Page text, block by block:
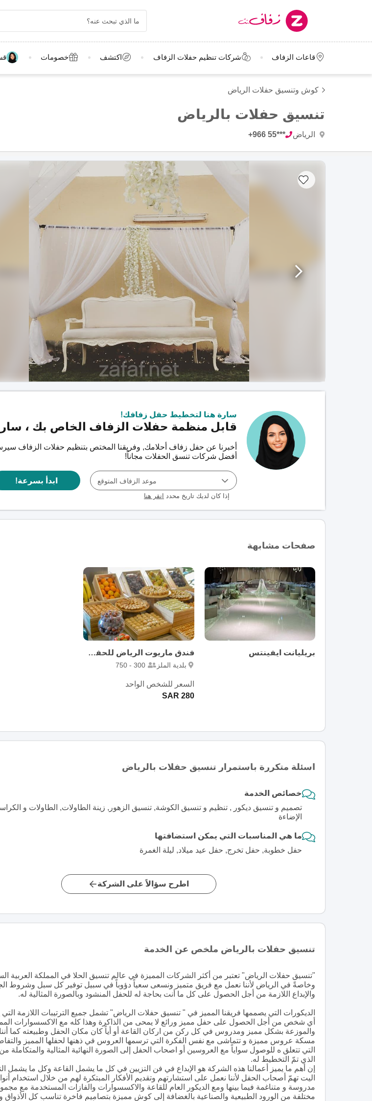
قاعات الزفاف شركات تنظيم حفلات الزفاف اكتشف خصومات
كوش وتنسيق حفلات الرياض
تنسيق حفلات بالرياض
+966 55***
سارة هنا لتخطيط حفل زفافك!
قابل منظمة حفلات الزفاف الخاص بك ،
أخبرنا عن حفل زفاف أحلامك, وفريقنا المختص بتنظيم حفلات الزفاف
أفضل شركات تنسق الحفلات مجاناً!
موعد الزفاف المتوقع
إذا كان لديك تاريخ محدد انقر هنا
ابدأ بسرعة!
صفحات مشابهة
بريليانت ايفينتس فندق ماريوت الرياض للحفلات الخارجية
بلدية الملز
السعر للشخص الواحد
280 SAR
اسئلة متكررة باستمرار تنسيق حفلات بالرياض
خصائص الخدمة
تصميم و تنسيق ديكور , تنظيم و تنسيق الكوشة, تنسيق الزهور, زينة الطاولات, الطاولات و
الإضاءة
ما هي المناسبات التي يمكن استضافتها
حفل خطوبة, حفل تخرج, حفل عيد ميلاد, ليلة الغمرة
اطرح سؤالاً على الشركة
تنسيق حفلات بالرياض ملخص عن الخدمة
"تنسيق حفلات الرياض" تعتبر من أكثر الشركات المميزة في عالم تنسيق الحلا في المملكة العربية
وخاصةً في الرياض لأننا نعمل مع فريق متميز ونسعى سعياً دؤوباً في سبيل توفير كل سبل وشروط
والإبداع اللازمة من أجل الحصول على كل ما أنت بحاجة له للحفل المنشود وبالصورة المثالية له.
الديكورات التي يصممها فريقنا المميز في " تنسيق حفلات الرياض" تشمل جميع الترتيبات اللازمة
أي شخص من أجل الحصول على حفل مميز ورائع لا يمحى من الذاكرة وهذا كله مع الاكسسوارات
والموزعة بشكل مميز ومدروس في كل ركن من اركان القاعة أو أياً كان مكان الحفل وطبيعته كما
مسكة عروس مميزة و تتماشى مع نفس الفكرة التي ترسمها العروس في ذهنها لحفلها المميز
التي تتعلق ه للوصول سواياً مع العروسين أو اصحاب الحفل إلى الصورة النهائية المثالية والمتكاملة
الذي تمّ التخطيط له.
إن أهم ما يميز أعمالنا هذه الشركة هو الإبداع في فن التزيين في كل ما يشمل القاعة وكل ما يشمل
اليت تهمّ أصحاب الحفل لأننا نعمل على استشارتهم وتقديم الأفكار المبتكرة لهم من خلال استخدام
مدروسة و متناغمة فيما بينها ومع الديكور العام للقاعة والاكسسوارات والفازات المستخدمة مع
مختلفة من الورود الطبيعية والصناعية بالغضافة إلى كوش مميزة بتصاميم فاخرة تناسب كل الأذواق